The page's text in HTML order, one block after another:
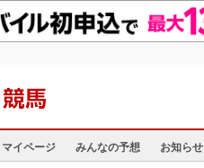
マイページ みんなの予想 お知らせ